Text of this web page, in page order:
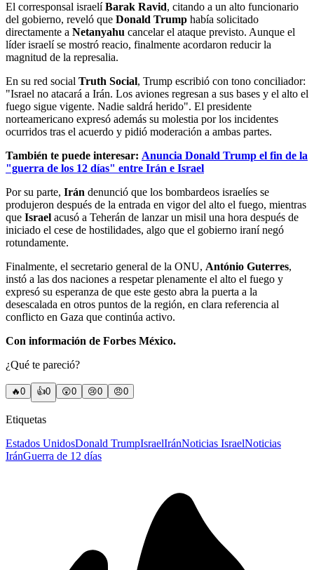
El corresponsal israelíBarak Ravid, citando a un alto funcionario
del gobierno, reveló que Donald Trump había solicitado
directamente a Netanyahu cancelar el ataque previsto. Aunque el
líder israelí se mostró reacio, finalmente acordaron reducir la
magnitud de la represalia.
En su red social Truth Social, Trump escribió con tono conciliador:
"Israel no atacará a Irán. Los aviones regresan a sus bases y el alto el
fuego sigue vigente. Nadie saldrá herido". El presidente
norteamericano expresó además su molestia por los incidentes
ocurridos tras el acuerdo y pidió moderación a ambas partes.
También te puede interesar: Anuncia Donald Trump el fin de la
"guerra de los 12 días" entre Irán e Israel
Por su parte, Irán denunció que los bombardeos israelíes se
produjeron después de la entrada en vigor del alto el fuego, mientras
que Israel acusó a Teherán de lanzar un misil una hora después de
iniciado el cese de hostilidades, algo que el gobierno iraní negó
rotundamente.
Finalmente, el secretario general de la ONU, António Guterres,
instó a las dos naciones a respetar plenamente el alto el fuego y
expresó su esperanza de que este gesto abra la puerta a la
desescalada en otros puntos de la región, en clara referencia al
conflicto en Gaza que continúa activo.
Con información de Forbes México.
¿Qué te pareció?
🔥0 👍0 😲0 😢0 😠0
Etiquetas
Estados UnidosDonald TrumpIsraelIránNoticias IsraelNoticias
IránGuerra de 12 días